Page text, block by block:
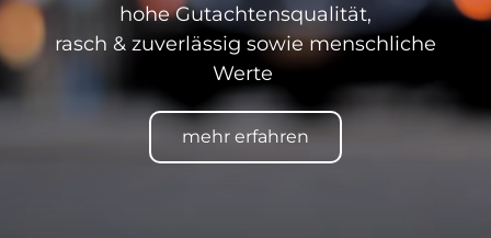
hohe Gutachtensqualität,
rasch & zuverlässig sowie menschliche
Werte
mehr erfahren